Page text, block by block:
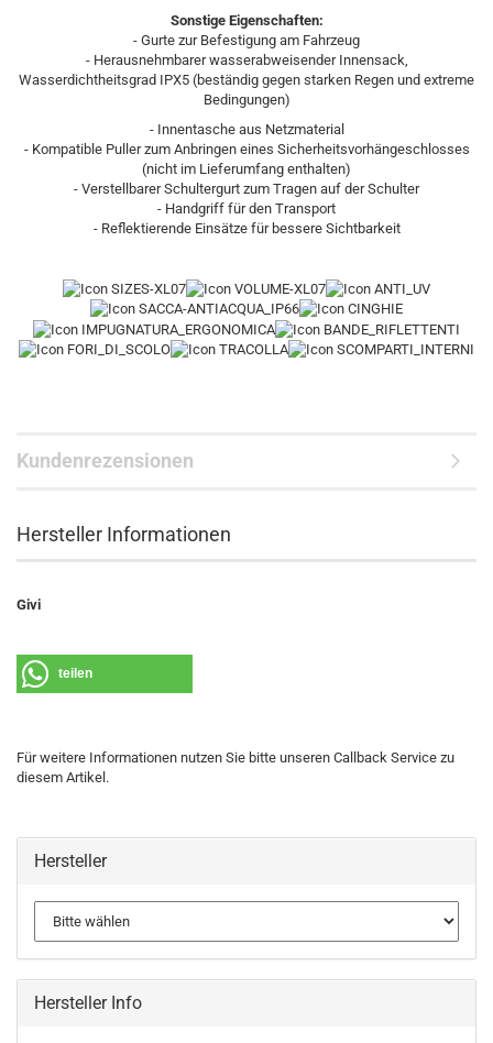
Sonstige Eigenschaften:
- Gurte zur Befestigung am Fahrzeug
- Herausnehmbarer wasserabweisender Innensack,
Wasserdichtheitsgrad IPX5 (beständig gegen starken Regen und extreme
Bedingungen)
- Innentasche aus Netzmaterial
- Kompatible Puller zum Anbringen eines Sicherheitsvorhängeschlosses
(nicht im Lieferumfang enthalten)
- Verstellbarer Schultergurt zum Tragen auf der Schulter
- Handgriff für den Transport
- Reflektierende Einsätze für bessere Sichtbarkeit
Kundenrezensionen
Hersteller Informationen
Givi
teilen
Für weitere Informationen nutzen Sie bitte unseren Callback Service zu
diesem Artikel.
Hersteller
Hersteller Info